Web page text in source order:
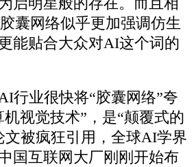
囊网络似乎更加强调仿生
能贴合大众对AI这个词的
行业很快将“胶囊网络”夸
视觉技术”，是“颠覆式的
文被疯狂引用，全球AI学界
国互联网大厂刚刚开始布